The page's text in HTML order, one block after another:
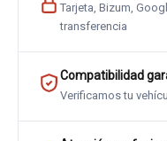
Tarjeta, Bizum,
transferencia
Compatibilidad
Verificamos tu